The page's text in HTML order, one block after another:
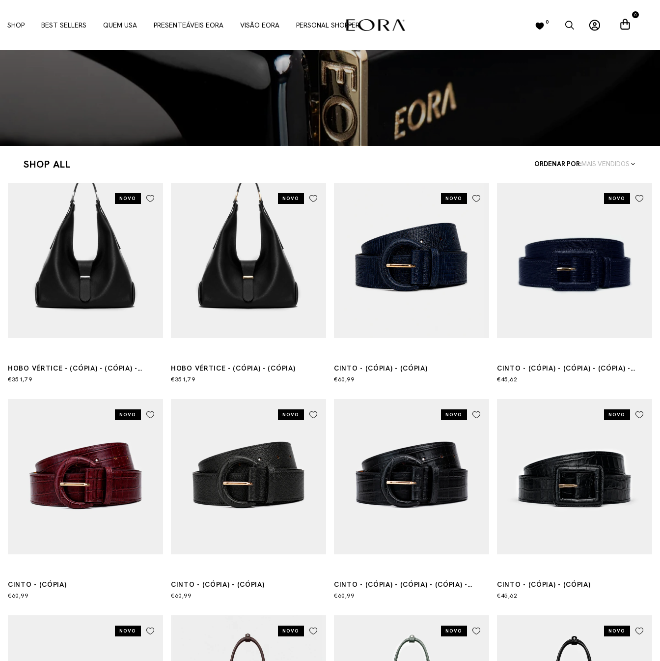
SHOP BEST SELLERS QUEM USA PRESENTEÁVEIS EORA VISÃO EORA PERSONAL SHOPPER 0
0
SHOP ALL ORDENAR POR:MAIS VENDIDOS
NOVO
HOBO VÉRTICE - (CÓPIA) - (CÓPIA) -
(CÓPIA)
€351,79
NOVO
HOBO VÉRTICE - (CÓPIA) - (CÓPIA)
€351,79
NOVO
CINTO - (CÓPIA) - (CÓPIA)
€60,99
NOVO
CINTO - (CÓPIA) - (CÓPIA) - (CÓPIA) -
(CÓPIA) - (CÓPIA)
€45,62
NOVO
CINTO - (CÓPIA)
€60,99
NOVO
CINTO - (CÓPIA) - (CÓPIA)
€60,99
NOVO
CINTO - (CÓPIA) - (CÓPIA) - (CÓPIA) -
(CÓPIA) - (CÓPIA)
€60,99
NOVO
CINTO - (CÓPIA) - (CÓPIA)
€45,62
NOVO NOVO NOVO NOVO